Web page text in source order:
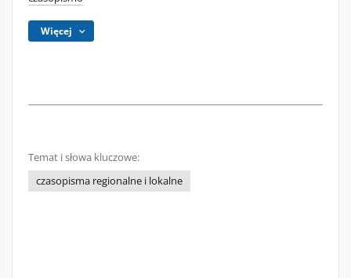
Więcej
Temat i słowa kluczowe:
czasopisma regionalne i lokalne